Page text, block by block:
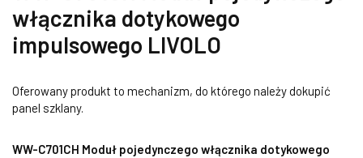
włącznika dotykowego
impulsowego LIVOLO
Oferowany produkt to mechanizm, do którego należy dokupić
panel szklany.
WW-C701CH Moduł pojedynczego włącznika dotykowego